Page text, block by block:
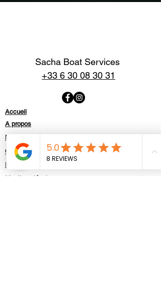
Sacha Boat Services
+33 6 30 08 30 31
Accueil
A propos
Nos Bateaux
Contact
Politique de confidentialité
Mentions légales